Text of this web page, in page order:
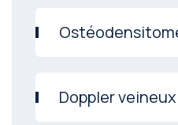
Doppler